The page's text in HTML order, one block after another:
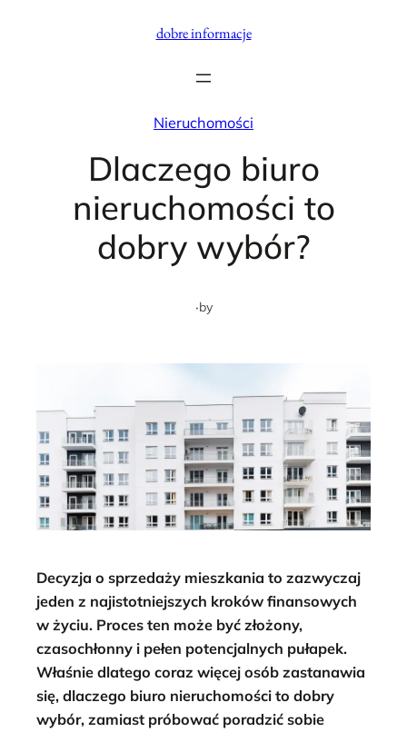
dobre informacje
Nieruchomości
Dlaczego biuro
nieruchomości to
dobry wybór?
·by
Decyzja o sprzedaży mieszkania to zazwyczaj
jeden z najistotniejszych kroków finansowych
w życiu. Proces ten może być złożony,
czasochłonny i pełen potencjalnych pułapek.
Właśnie dlatego coraz więcej osób zastanawia
się, dlaczego biuro nieruchomości to dobry
wybór, zamiast próbować poradzić sobie